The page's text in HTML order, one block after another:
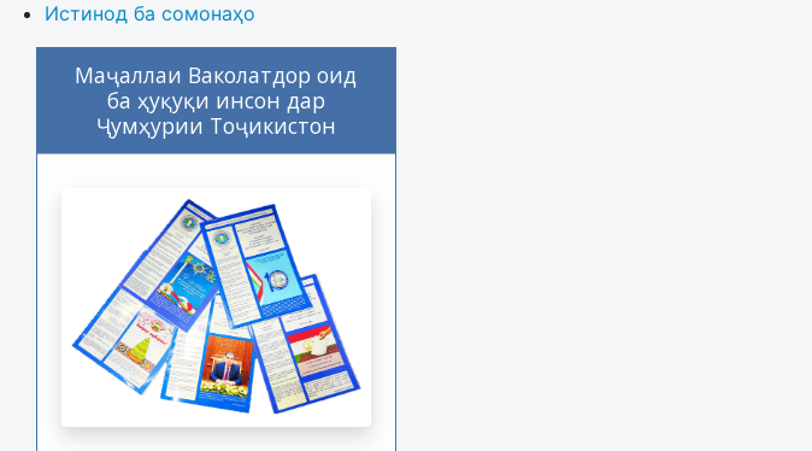
Истинод ба сомонаҳо
Маҷаллаи Ваколатдор оид
ба ҳуқуқи инсон дар
Ҷумҳурии Тоҷикистон